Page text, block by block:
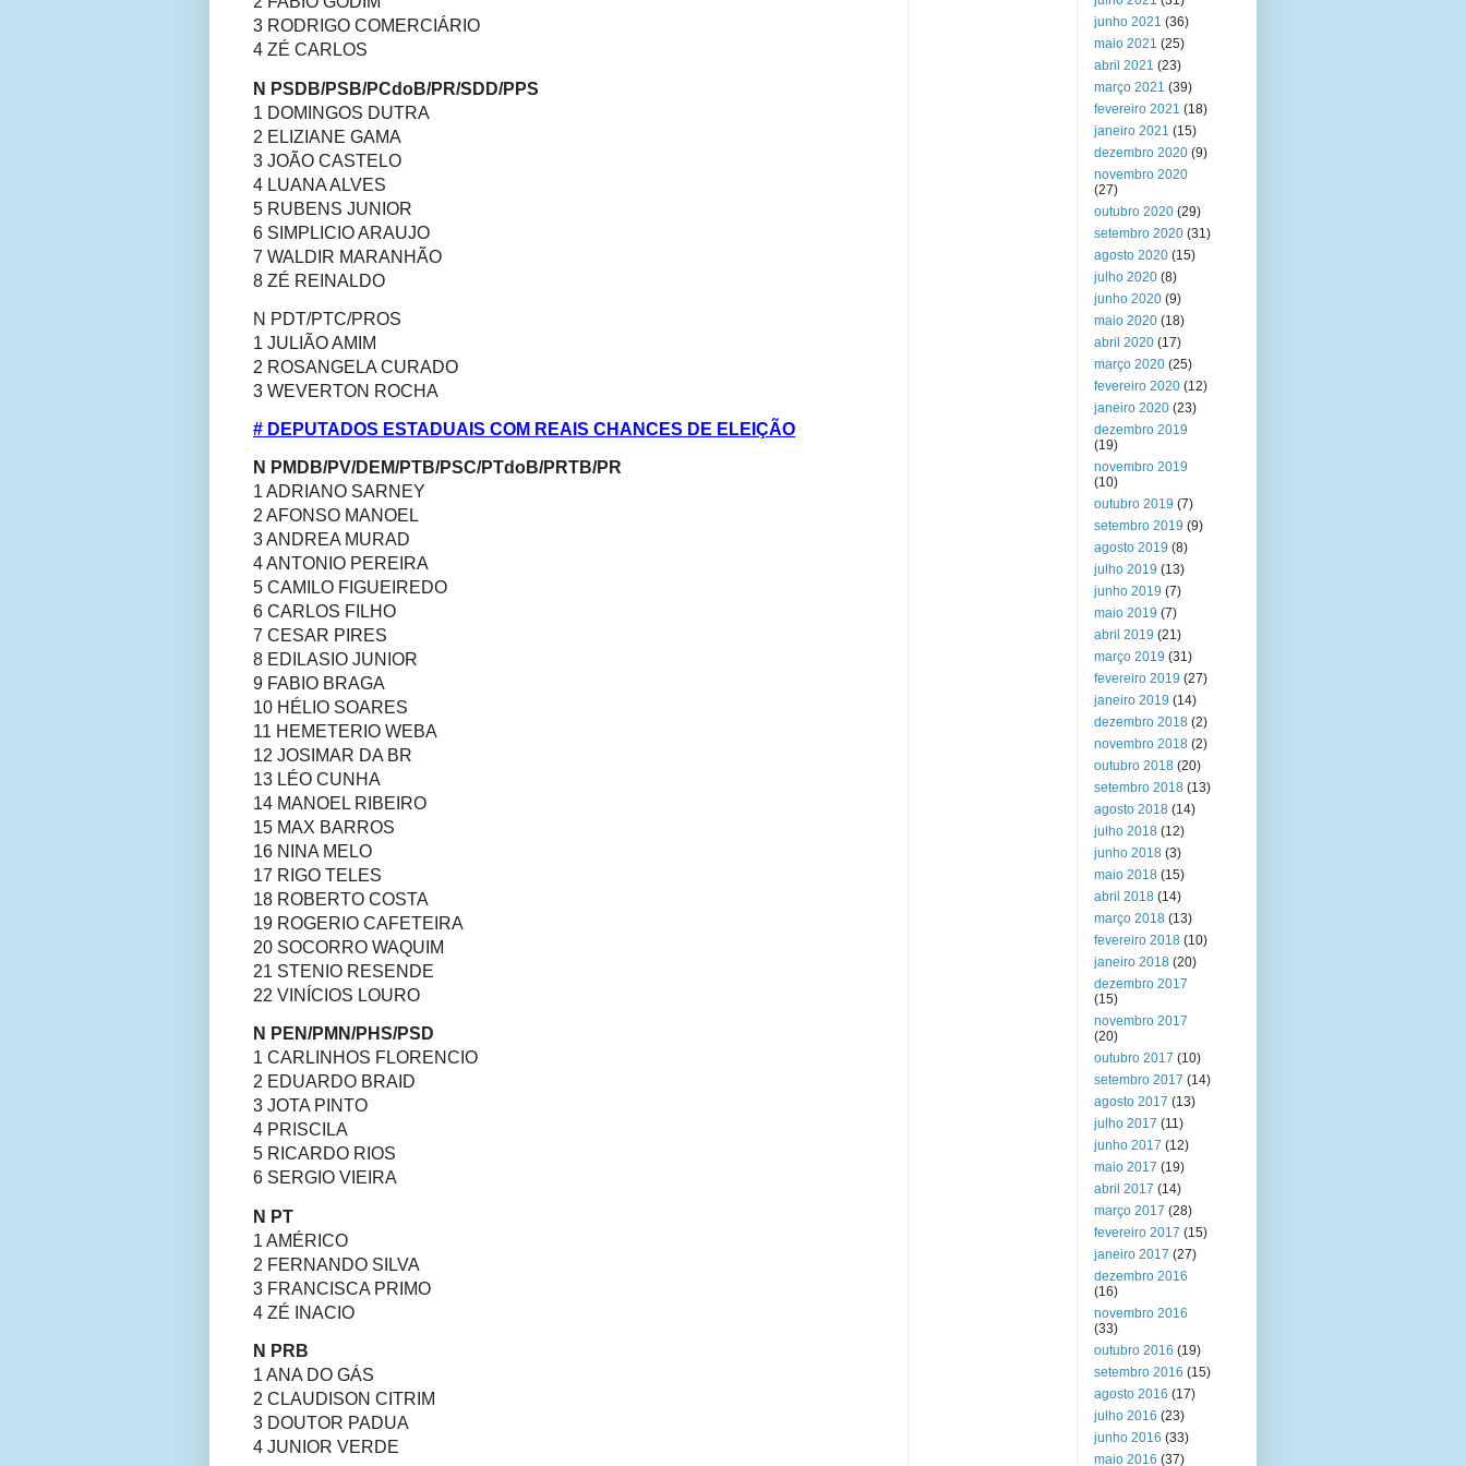
3 RODRIGO COMERCIÁRIO
4 ZÉ CARLOS
N PSDB/PSB/PCdoB/PR/SDD/PPS
1 DOMINGOS DUTRA
2 ELIZIANE GAMA
3 JOÃO CASTELO
4 LUANA ALVES
5 RUBENS JUNIOR
6 SIMPLICIO ARAUJO
7 WALDIR MARANHÃO
8 ZÉ REINALDO
N PDT/PTC/PROS
1 JULIÃO AMIM
2 ROSANGELA CURADO
3 WEVERTON ROCHA
# DEPUTADOS ESTADUAIS COM REAIS CHANCES DE ELEIÇÃO
N PMDB/PV/DEM/PTB/PSC/PTdoB/PRTB/PR
1 ADRIANO SARNEY
2 AFONSO MANOEL
3 ANDREA MURAD
4 ANTONIO PEREIRA
5 CAMILO FIGUEIREDO
6 CARLOS FILHO
7 CESAR PIRES
8 EDILASIO JUNIOR
9 FABIO BRAGA
10 HÉLIO SOARES
11 HEMETERIO WEBA
12 JOSIMAR DA BR
13 LÉO CUNHA
14 MANOEL RIBEIRO
15 MAX BARROS
16 NINA MELO
17 RIGO TELES
18 ROBERTO COSTA
19 ROGERIO CAFETEIRA
20 SOCORRO WAQUIM
21 STENIO RESENDE
22 VINÍCIOS LOURO
N PEN/PMN/PHS/PSD
1 CARLINHOS FLORENCIO
2 EDUARDO BRAID
3 JOTA PINTO
4 PRISCILA
5 RICARDO RIOS
6 SERGIO VIEIRA
N PT
1 AMÉRICO
2 FERNANDO SILVA
3 FRANCISCA PRIMO
4 ZÉ INACIO
N PRB
1 ANA DO GÁS
2 CLAUDISON CITRIM
3 DOUTOR PADUA
4 JUNIOR VERDE
junho 2021 (36)
maio 2021 (25)
abril 2021 (23)
março 2021 (39)
fevereiro 2021 (18)
janeiro 2021 (15)
dezembro 2020 (9)
novembro 2020
(27)
outubro 2020 (29)
setembro 2020 (31)
agosto 2020 (15)
julho 2020 (8)
junho 2020 (9)
maio 2020 (18)
abril 2020 (17)
março 2020 (25)
fevereiro 2020 (12)
janeiro 2020 (23)
dezembro 2019
(19)
novembro 2019
(10)
outubro 2019 (7)
setembro 2019 (9)
agosto 2019 (8)
julho 2019 (13)
junho 2019 (7)
maio 2019 (7)
abril 2019 (21)
março 2019 (31)
fevereiro 2019 (27)
janeiro 2019 (14)
dezembro 2018 (2)
novembro 2018 (2)
outubro 2018 (20)
setembro 2018 (13)
agosto 2018 (14)
julho 2018 (12)
junho 2018 (3)
maio 2018 (15)
abril 2018 (14)
março 2018 (13)
fevereiro 2018 (10)
janeiro 2018 (20)
dezembro 2017
(15)
novembro 2017
(20)
outubro 2017 (10)
setembro 2017 (14)
agosto 2017 (13)
julho 2017 (11)
junho 2017 (12)
maio 2017 (19)
abril 2017 (14)
março 2017 (28)
fevereiro 2017 (15)
janeiro 2017 (27)
dezembro 2016
(16)
novembro 2016
(33)
outubro 2016 (19)
setembro 2016 (15)
agosto 2016 (17)
julho 2016 (23)
junho 2016 (33)
maio 2016 (37)